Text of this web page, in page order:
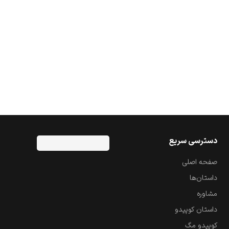
دسترسی سریع
صفحه اصلی
داستان‌ها
مشاوره
داستان کوپیدو
کوپیدو مگ